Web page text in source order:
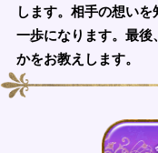
します。相手の想い
一歩になります。最
かをお教えします。